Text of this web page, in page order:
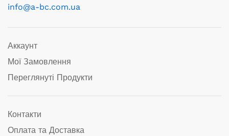
info@a-bc.com.ua
Аккаунт
Мої Замовлення
Переглянуті Продукти
Контакти
Оплата та Доставка